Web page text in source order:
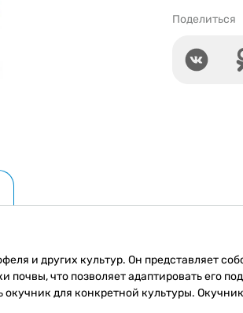
Поделиться
и других культур. Он представляет
почвы, что позволяет адаптировать его
окучник для конкретной культуры.